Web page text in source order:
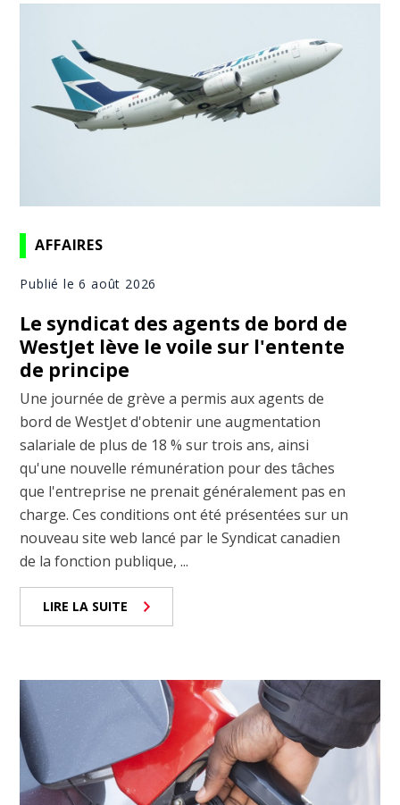
AFFAIRES
Publié le 6 août 2026
Le syndicat des agents de bord de
WestJet lève le voile sur l'entente
de principe
Une journée de grève a permis aux agents de
bord de WestJet d'obtenir une augmentation
salariale de plus de 18 % sur trois ans, ainsi
qu'une nouvelle rémunération pour des tâches
que l'entreprise ne prenait généralement pas en
charge. Ces conditions ont été présentées sur un
nouveau site web lancé par le Syndicat canadien
de la fonction publique, ...
LIRE LA SUITE